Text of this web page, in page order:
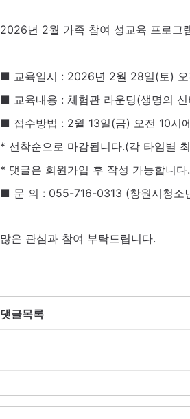
2026년 2월 가족 참여 성교육 프로그
■ 교육일시 : 2026년 2월 28일(토)
■ 교육내용 : 체험관 라운딩(생명의
■ 접수방법 : 2월 13일(금) 오전 10시
* 선착순으로 마감됩니다.(각 타임별
* 댓글은 회원가입 후 작성 가능합니다.
■ 문 의 : 055-716-0313 (창원시청소
많은 관심과 참여 부탁드립니다.
댓글목록